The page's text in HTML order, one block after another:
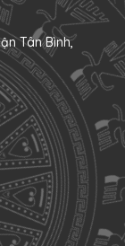
Tân Bình,